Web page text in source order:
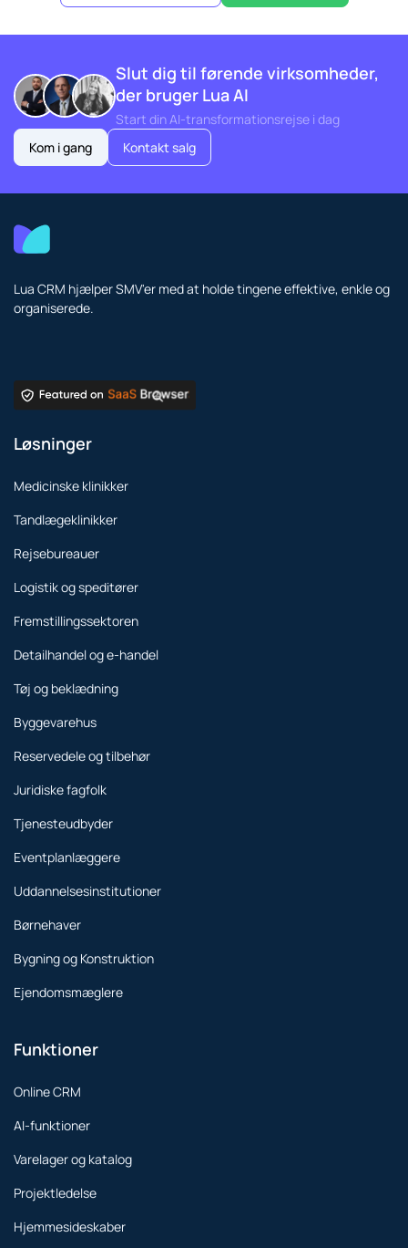
Slut dig til førende virksomheder,
der bruger Lua AI
Start din AI-transformationsrejse i dag
Kom i gang
Kontakt salg
Lua CRM hjælper SMV'er med at holde tingene effektive, enkle og
organiserede.
Løsninger
Medicinske klinikker
Tandlægeklinikker
Rejsebureauer
Logistik og speditører
Fremstillingssektoren
Detailhandel og e-handel
Tøj og beklædning
Byggevarehus
Reservedele og tilbehør
Juridiske fagfolk
Tjenesteudbyder
Eventplanlæggere
Uddannelsesinstitutioner
Børnehaver
Bygning og Konstruktion
Ejendomsmæglere
Funktioner
Online CRM
AI-funktioner
Varelager og katalog
Projektledelse
Hjemmesideskaber